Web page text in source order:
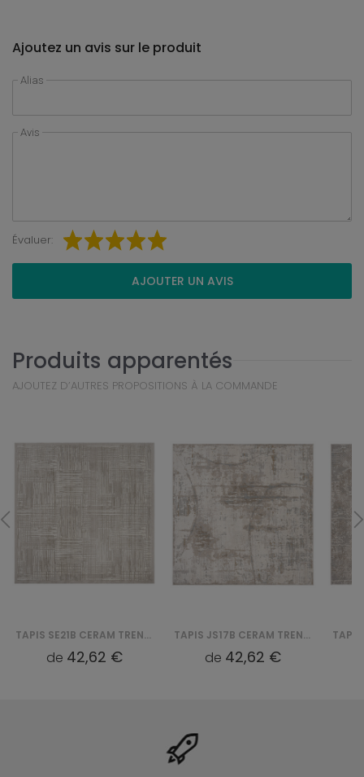
Ajoutez un avis sur le produit
Alias
Avis
Évaluer:
AJOUTER UN AVIS
Produits apparentés
AJOUTEZ D’AUTRES PROPOSITIONS À LA COMMANDE
TAPIS SE21B CERAM TREND SQUARE QBS
de 42,62 €
TAPIS JS17B CERAM TREND SQUARE QBS
de 42,62 €